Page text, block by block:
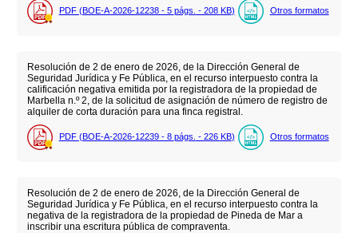
PDF (BOE-A-2026-12238 - 5 págs. - 208 KB) Otros formatos
Resolución de 2 de enero de 2026, de la Dirección General de
Seguridad Jurídica y Fe Pública, en el recurso interpuesto contra la
calificación negativa emitida por la registradora de la propiedad de
Marbella n.º 2, de la solicitud de asignación de número de registro de
alquiler de corta duración para una finca registral.
PDF (BOE-A-2026-12239 - 8 págs. - 226 KB) Otros formatos
Resolución de 2 de enero de 2026, de la Dirección General de
Seguridad Jurídica y Fe Pública, en el recurso interpuesto contra la
negativa de la registradora de la propiedad de Pineda de Mar a
inscribir una escritura pública de compraventa.